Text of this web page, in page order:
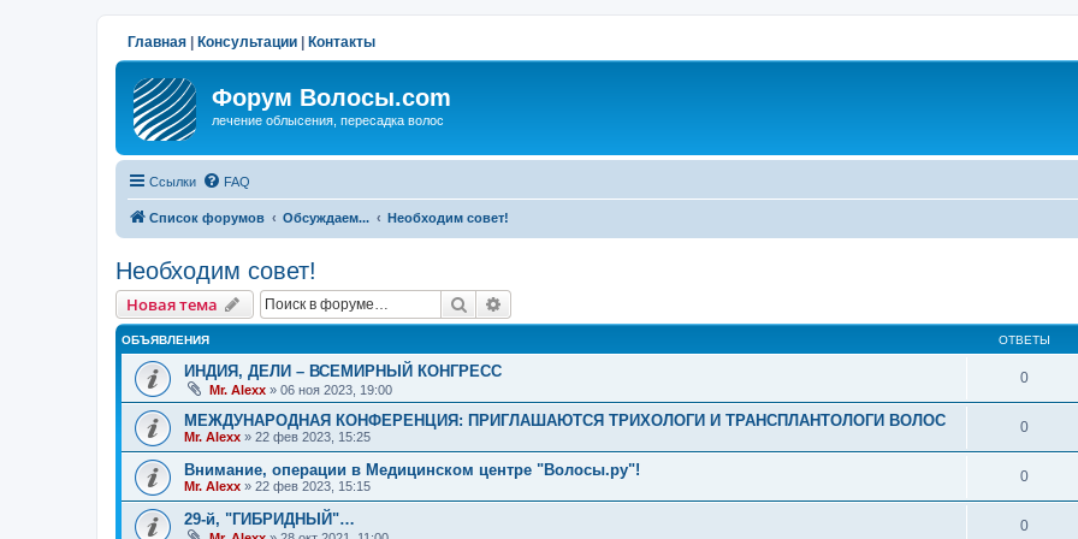
Главная Консультации Контакты
Форум Волосы.com
лечение облысения, пересадка волос
Ссылки FAQ
Список форумов Обсуждаем... Необходим совет!
Необходим совет!
Новая тема Поиск
ОБЪЯВЛЕНИЯ ОТВЕТЫ
ИНДИЯ, ДЕЛИ – ВСЕМИРНЫЙ КОНГРЕСС
Mr. Alexx » 06 ноя 2023, 19:00
0
МЕЖДУНАРОДНАЯ КОНФЕРЕНЦИЯ: ПРИГЛАШАЮТСЯ ТРИХОЛОГИ И ТРАНСПЛАНТОЛОГИ ВОЛОС
Mr. Alexx » 22 фев 2023, 15:25
0
Внимание, операции в Медицинском центре "Волосы.ру"!
Mr. Alexx » 22 фев 2023, 15:15
0
29-й, "ГИБРИДНЫЙ"… 0